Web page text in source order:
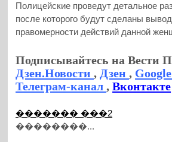
Полицейские проведут детальное
после которого будут сделаны
правомерности действий данной
Подписывайтесь на Вести
Дзен.Новости, Дзен,
Телеграм-канал,Вконтакте
������� ���2
��������...